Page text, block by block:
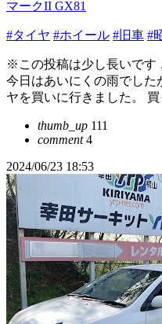
マークII GX81
#タイヤ #ホイール #旧車 #
※この投稿は少し長いです
今日はあいにくの雨でした
ヤを買いに行きました。
thumb_up 111
comment4
2024/06/23 18:53